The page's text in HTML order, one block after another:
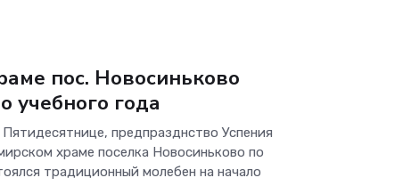
пос. Новосиньково
учебного года
предпразднство Успения
храме поселка Новосиньково по
традиционный молебен на начало